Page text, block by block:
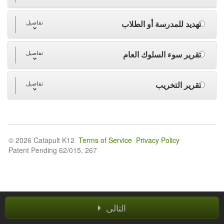
تهديد للمدرسة أو الطلاب تفاصيل
تقرير سوء السلوك العام تفاصيل
تقرير التخريب تفاصيل
التالى
© 2026 Catapult K12 Terms of Service Privacy Policy
Patent Pending 62/015, 267